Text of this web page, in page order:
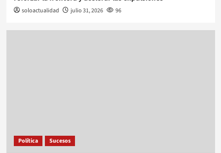
soloactualidad julio 31, 2026 96
Política Sucesos